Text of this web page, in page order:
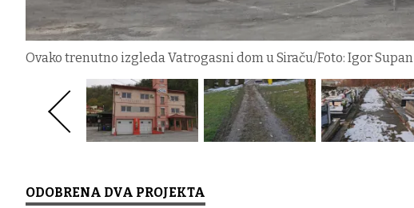
Ovako trenutno izgleda Vatrogasni dom u Siraču/Foto: Igor Supan
ODOBRENA DVA PROJEKTA